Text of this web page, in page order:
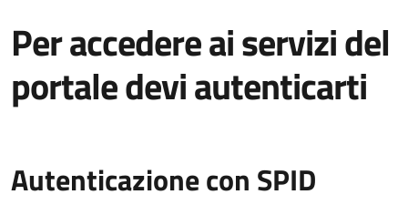
Per accedere ai servizi del
portale devi autenticarti
Autenticazione con SPID